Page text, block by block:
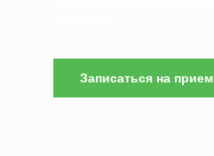
Записаться на прием